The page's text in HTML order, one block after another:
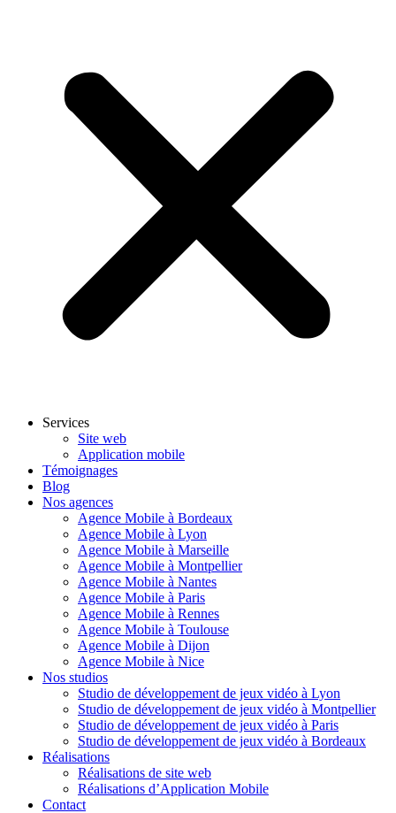
Services
Site web
Application mobile
Témoignages
Blog
Nos agences
Agence Mobile à Bordeaux
Agence Mobile à Lyon
Agence Mobile à Marseille
Agence Mobile à Montpellier
Agence Mobile à Nantes
Agence Mobile à Paris
Agence Mobile à Rennes
Agence Mobile à Toulouse
Agence Mobile à Dijon
Agence Mobile à Nice
Nos studios
Studio de développement de jeux vidéo à Lyon
Studio de développement de jeux vidéo à Montpellier
Studio de développement de jeux vidéo à Paris
Studio de développement de jeux vidéo à Bordeaux
Réalisations
Réalisations de site web
Réalisations d’Application Mobile
Contact